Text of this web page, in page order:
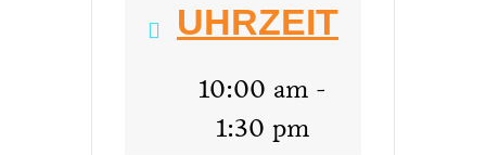
UHRZEIT
10:00 am -
1:30 pm